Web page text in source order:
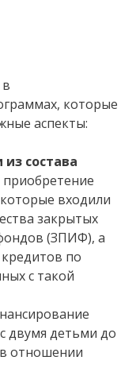
которые
аспекты:
состава
входили
закрытых
(ЗПИФ), а
по
с такой
двумя детьми до
отношении